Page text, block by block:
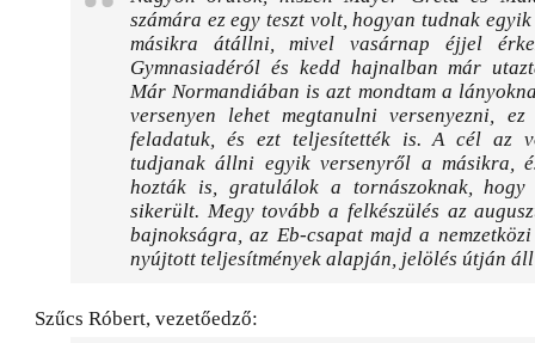
számára ez egy teszt volt, hogyan tudnak
másikra átállni, mivel vasárnap éjjel
Gymnasiadéról és kedd hajnalban már
Már Normandiában is azt mondtam a
versenyen lehet megtanulni versenyezni,
feladatuk, és ezt teljesítették is. A cél az
tudjanak állni egyik versenyről a másikra,
hozták is, gratulálok a tornászoknak,
sikerült. Megy tovább a felkészülés az
bajnokságra, az Eb-csapat majd a nemzetközi
nyújtott teljesítmények alapján, jelölés útján áll
Szűcs Róbert, vezetőedző: